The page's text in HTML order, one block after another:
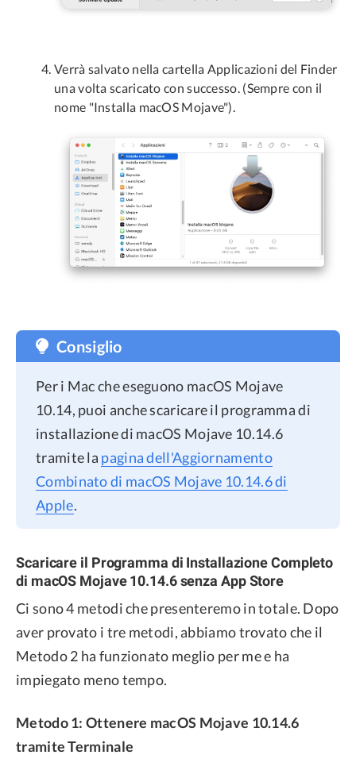
Verrà salvato nella cartella Applicazioni del Finder
una volta scaricato con successo. (Sempre con il
nome "Installa macOS Mojave").
Consiglio
Per i Mac che eseguono macOS Mojave
10.14, puoi anche scaricare il programma di
installazione di macOS Mojave 10.14.6
tramite la pagina dell'Aggiornamento
Combinato di macOS Mojave 10.14.6 di
Apple.
Scaricare il Programma di Installazione Completo
di macOS Mojave 10.14.6 senza App Store
Ci sono 4 metodi che presenteremo in totale. Dopo
aver provato i tre metodi, abbiamo trovato che il
Metodo 2 ha funzionato meglio per me e ha
impiegato meno tempo.
Metodo 1: Ottenere macOS Mojave 10.14.6
tramite Terminale